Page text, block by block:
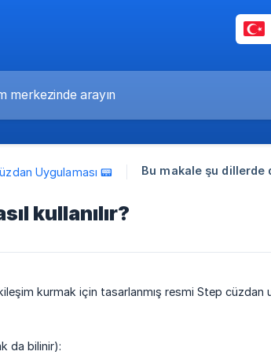
Uygulaması 📟 Bu makale şu dillerde
kullanılır?
kurmak için tasarlanmış resmi Step cüzdan
da bilinir):